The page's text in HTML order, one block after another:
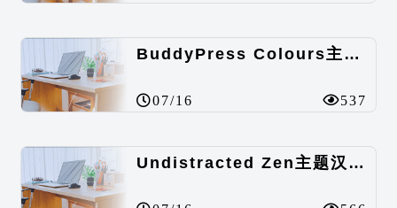
BuddyPress Colours主题汉化包
07/16 537
Undistracted Zen主题汉化包